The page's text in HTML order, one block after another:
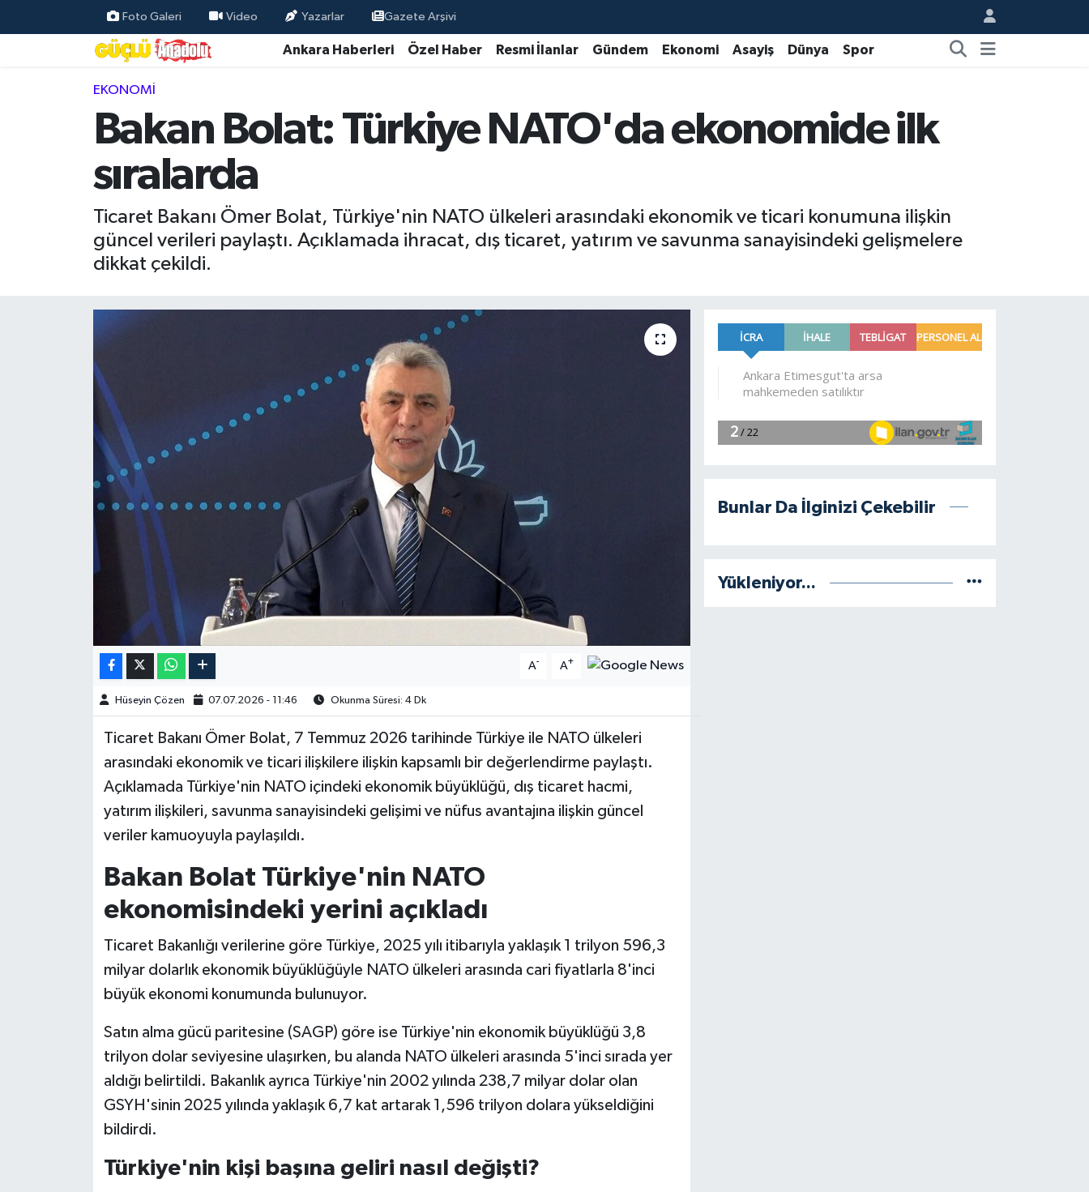
Foto Galeri Video Yazarlar Gazete Arşivi
Ankara Haberleri Özel Haber Resmi İlanlar Gündem Ekonomi Asayiş Dünya Spor
EKONOMI
Bakan Bolat: Türkiye NATO'da ekonomide ilk
sıralarda
Ticaret Bakanı Ömer Bolat, Türkiye'nin NATO ülkeleri arasındaki ekonomik ve ticari konumuna ilişkin
güncel verileri paylaştı. Açıklamada ihracat, dış ticaret, yatırım ve savunma sanayisindeki gelişmelere
dikkat çekildi.
A- A+
Hüseyin Çözen 07.07.2026 - 11:46 Okunma Süresi: 4 Dk
​​​​​Ticaret Bakanı Ömer Bolat, 7 Temmuz 2026 tarihinde Türkiye ile NATO ülkeleri
arasındaki ekonomik ve ticari ilişkilere ilişkin kapsamlı bir değerlendirme paylaştı.
Açıklamada Türkiye'nin NATO içindeki ekonomik büyüklüğü, dış ticaret hacmi,
yatırım ilişkileri, savunma sanayisindeki gelişimi ve nüfus avantajına ilişkin güncel
veriler kamuoyuyla paylaşıldı.
Bakan Bolat Türkiye'nin NATO
ekonomisindeki yerini açıkladı
Ticaret Bakanlığı verilerine göre Türkiye, 2025 yılı itibarıyla yaklaşık 1 trilyon 596,3
milyar dolarlık ekonomik büyüklüğüyle NATO ülkeleri arasında cari fiyatlarla 8'inci
büyük ekonomi konumunda bulunuyor.
Satın alma gücü paritesine (SAGP) göre ise Türkiye'nin ekonomik büyüklüğü 3,8
trilyon dolar seviyesine ulaşırken, bu alanda NATO ülkeleri arasında 5'inci sırada yer
aldığı belirtildi. Bakanlık ayrıca Türkiye'nin 2002 yılında 238,7 milyar dolar olan
GSYH'sinin 2025 yılında yaklaşık 6,7 kat artarak 1,596 trilyon dolara yükseldiğini
bildirdi.
Türkiye'nin kişi başına geliri nasıl değişti?
Bunlar Da İlginizi Çekebilir
Yükleniyor...
Özel Haber
Resmi İlanlar
Ekonomi
Gündem
Burç Yorumları
Kültür Sanat
Teknoloji
Yaşam-Çevre